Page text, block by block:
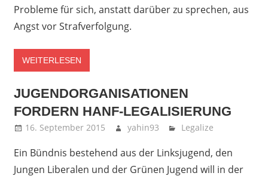
Probleme für sich, anstatt darüber zu sprechen, aus
Angst vor Strafverfolgung.
WEITERLESEN
JUGENDORGANISATIONEN
FORDERN HANF-LEGALISIERUNG
16. September 2015 yahin93 Legalize
Ein Bündnis bestehend aus der Linksjugend, den
Jungen Liberalen und der Grünen Jugend will in der